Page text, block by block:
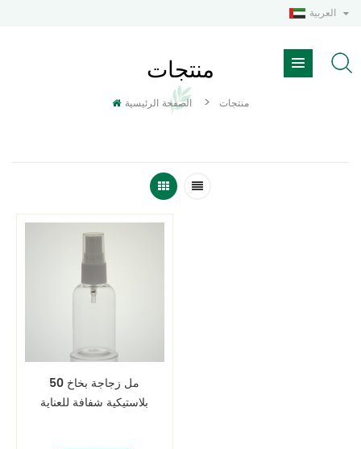
العربية
منتجات
الصفحة الرئيسية > منتجات
50 مل زجاجة بخاخ
بلاستيكية شفافة للعناية